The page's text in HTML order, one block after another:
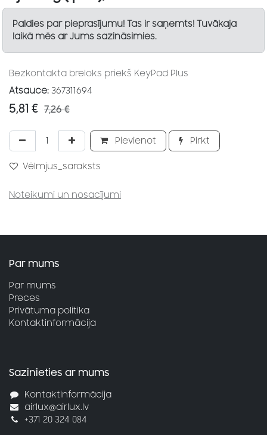
Paldies par pieprasījumu! Tas ir saņemts! Tuvākaja
laikā mēs ar Jums sazināsimies.
Bezkontakta breloks priekš KeyPad Plus
Atsauce: 367311694
5,81 € 7,26€
Pievienot Pirkt
Vēlmjus_saraksts
Noteikumi un nosacījumi
Par mums
Par mums
Preces
Privātuma politika
Kontaktinformācija
Sazinieties ar mums
Kontaktinformācija
airlux@airlux.lv
+371 20 324 084